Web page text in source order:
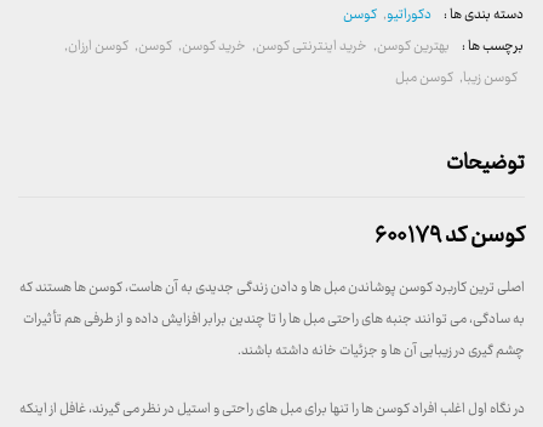
دسته بندی ها : دکوراتیو, کوسن
برچسب ها : بهترین کوسن, خرید اینترنتی کوسن, خرید کوسن, کوسن, کوسن ارزان,
کوسن زیبا, کوسن مبل
توضیحات
کوسن کد ۶۰۰۱۷۹
اصلی ترین کاربرد کوسن پوشاندن مبل ها و دادن زندگی جدیدی به آن هاست، کوسن ها هستند که
به سادگی، می توانند جنبه های راحتی مبل ها را تا چندین برابر افزایش داده و از طرفی هم تأثیرات
چشم گیری در زیبایی آن ها و جزئیات خانه داشته باشند.
در نگاه اول اغلب افراد کوسن ها را تنها برای مبل های راحتی و استیل در نظر می گیرند، غافل از اینکه